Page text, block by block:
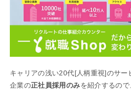
キャリアの浅い20代[人柄重視]のサー
企業の正社員採用のみを紹介するので